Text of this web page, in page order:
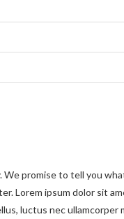
We promise to tell you
Lorem ipsum dolor sit
luctus nec ullamcorper